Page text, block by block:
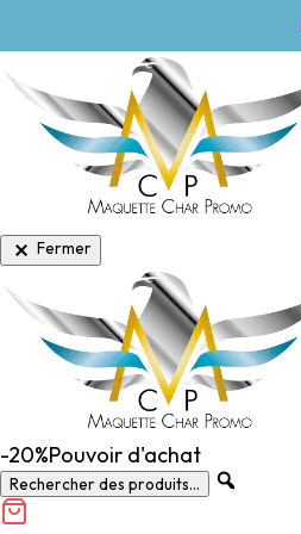
Fermer
-20%Pouvoir d'achat
Rechercher des produits...